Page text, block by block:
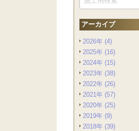
アーカイブ
2026年 (4)
2025年 (16)
2024年 (15)
2023年 (38)
2022年 (26)
2021年 (57)
2020年 (25)
2019年 (9)
2018年 (39)